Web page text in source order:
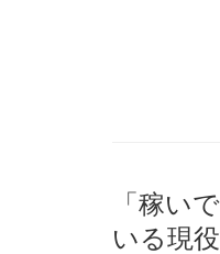
「稼い
いる現